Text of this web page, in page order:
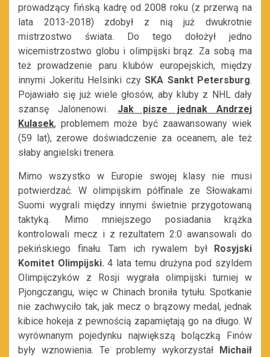
prowadzący fińską kadrę od 2008 roku (z przerwą na
lata 2013-2018) zdobył z nią już dwukrotnie
mistrzostwo świata. Do tego dołożył jedno
wicemistrzostwo globu i olimpijski brąz. Za sobą ma
też prowadzenie paru klubów europejskich, między
innymi Jokeritu Helsinki czy SKA Sankt Petersburg.
Pojawiało się już wiele głosów, aby kluby z NHL dały
szansę Jalonenowi. Jak pisze jednak Andrzej
Kulasek, problemem może być zaawansowany wiek
(59 lat), zerowe doświadczenie za oceanem, ale też
słaby angielski trenera.
Mimo wszystko w Europie swojej klasy nie musi
potwierdzać. W olimpijskim półfinale ze Słowakami
Suomi wygrali między innymi świetnie przygotowaną
taktyką. Mimo mniejszego posiadania krążka
kontrolowali mecz i z rezultatem 2:0 awansowali do
pekińskiego finału. Tam ich rywalem był
Rosyjski
Komitet Olimpijski.4 lata temu drużyna pod szyldem
Olimpijczyków z Rosji wygrała olimpijski turniej w
Pjongczangu, więc w Chinach broniła tytułu. Spotkanie
nie zachwyciło tak, jak mecz o brązowy medal, jednak
kibice hokeja z pewnością zapamiętają go na długo. W
wyrównanym pojedynku największą bolączką Finów
były wznowienia. Te problemy wykorzystał
Michaił